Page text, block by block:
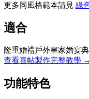
更多同風格範本請見 綠
適合
隆重婚禮戶外皇家婚宴
查看喜帖製作完整教學 →
功能特色